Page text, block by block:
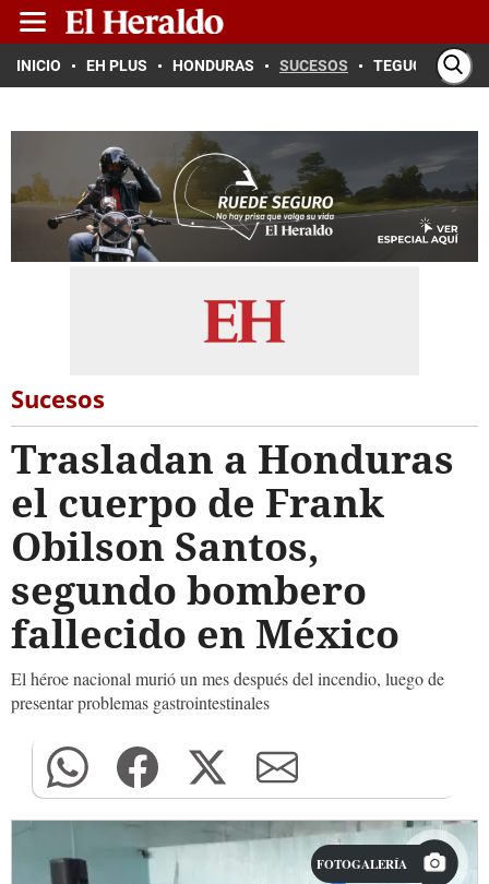
INICIO EH PLUS HONDURAS SUCESOS TEGUCIGALPA
Sucesos
Trasladan a Honduras
el cuerpo de Frank
Obilson Santos,
segundo bombero
fallecido en México
El héroe nacional murió un mes después del incendio, luego de
presentar problemas gastrointestinales
FOTOGALERÍA